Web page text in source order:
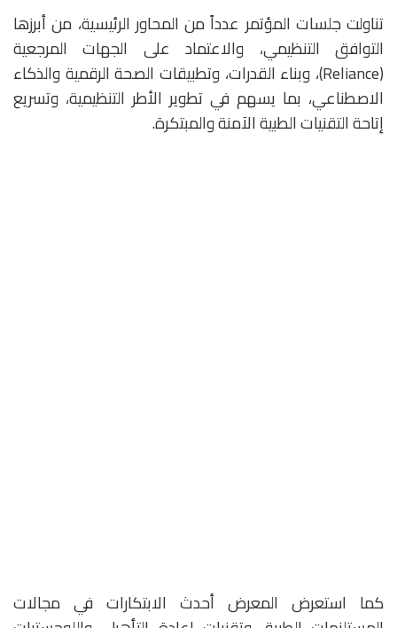
تناولت جلسات المؤتمر عدداً من المحاور الرئيسية، من أبرزها
التوافق التنظيمي، والاعتماد على الجهات المرجعية
(Reliance)، وبناء القدرات، وتطبيقات الصحة الرقمية والذكاء
الاصطناعي، بما يسهم في تطوير الأطر التنظيمية، وتسريع
إتاحة التقنيات الطبية الآمنة والمبتكرة.
كما استعرض المعرض أحدث الابتكارات في مجالات